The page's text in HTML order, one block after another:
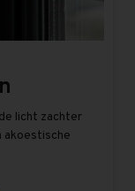
licht zachter
akoestische